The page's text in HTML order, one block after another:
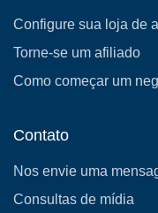
Configure sua loja de
Torne-se um afiliado
Como começar um
Contato
Nos envie uma
Consultas de mídia